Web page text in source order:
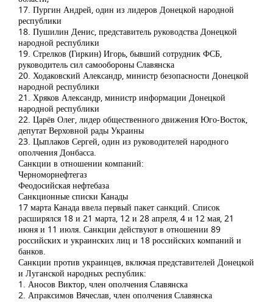
17. Пургин Андрей, один из лидеров Донецкой народной
республики
18. Пушилин Денис, представитель руководства Донецкой
народной республики
19. Стрелков (Гиркин) Игорь, бывший сотрудник ФСБ,
руководитель сил самообороны Славянска
20. Ходаковский Александр, министр безопасности Донецкой
народной республики
21. Хряков Александр, министр информации Донецкой
народной республики
22. Царёв Олег, лидер общественного движения Юго-Восток,
депутат Верховной рады Украины
23. Цыплаков Сергей, один из руководителей народного
ополчения Донбасса.
Санкции в отношении компаний:
Черноморнефтегаз
Феодосийская нефтебаза
Санкционные списки Канады
17 марта Канада ввела первый пакет санкций. Список
расширялся 18 и 21 марта, 12 и 28 апреля, 4 и 12 мая, 21
июня и 11 июля. Санкции действуют в отношении 89
российских и украинских лиц и 18 российских компаний и
банков.
Санкции против украинцев, включая представителей Донецкой
и Луганской народных республик:
1. Аносов Виктор, член ополчения Славянска
2. Апраксимов Вячеслав, член ополчения Славянска